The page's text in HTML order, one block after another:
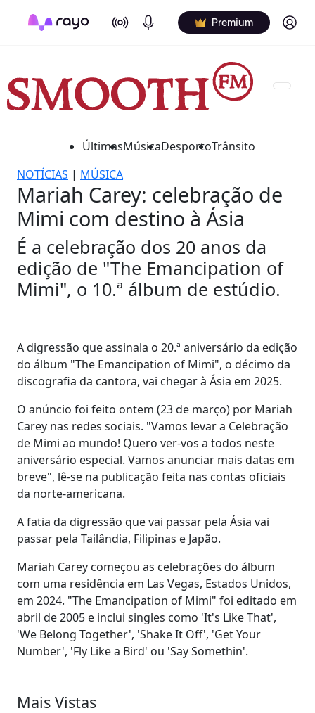
On Air Podcasts Premium Log in
ÚltimasMúsicaDesportoTrânsito
NOTÍCIAS | MÚSICA
Mariah Carey: celebração de
Mimi com destino à Ásia
É a celebração dos 20 anos da
edição de "The Emancipation of
Mimi", o 10.ª álbum de estúdio.
A digressão que assinala o 20.ª aniversário da edição
do álbum "The Emancipation of Mimi", o décimo da
discografia da cantora, vai chegar à Ásia em 2025.
O anúncio foi feito ontem (23 de março) por Mariah
Carey nas redes sociais. "Vamos levar a Celebração
de Mimi ao mundo! Quero ver-vos a todos neste
aniversário especial. Vamos anunciar mais datas em
breve", lê-se na publicação feita nas contas oficiais
da norte-americana.
A fatia da digressão que vai passar pela Ásia vai
passar pela Tailândia, Filipinas e Japão.
Mariah Carey começou as celebrações do álbum
com uma residência em Las Vegas, Estados Unidos,
em 2024. "The Emancipation of Mimi" foi editado em
abril de 2005 e inclui singles como 'It's Like That',
'We Belong Together', 'Shake It Off', 'Get Your
Number', 'Fly Like a Bird' ou 'Say Somethin'.
Mais Vistas